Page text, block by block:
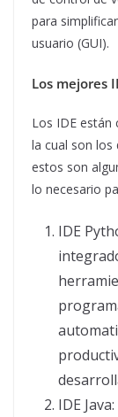
para
usuario (GUI).
Los mejores
Los IDE están
la cual son los
estos son
lo necesario
IDE
IDE